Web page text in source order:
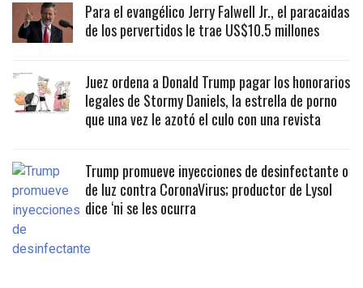
Para el evangélico Jerry Falwell Jr., el paracaidas
de los pervertidos le trae US$10.5 millones
Juez ordena a Donald Trump pagar los honorarios
legales de Stormy Daniels, la estrella de porno
que una vez le azotó el culo con una revista
Trump promueve inyecciones de desinfectante o
de luz contra CoronaVirus; productor de Lysol
dice ‘ni se les ocurra